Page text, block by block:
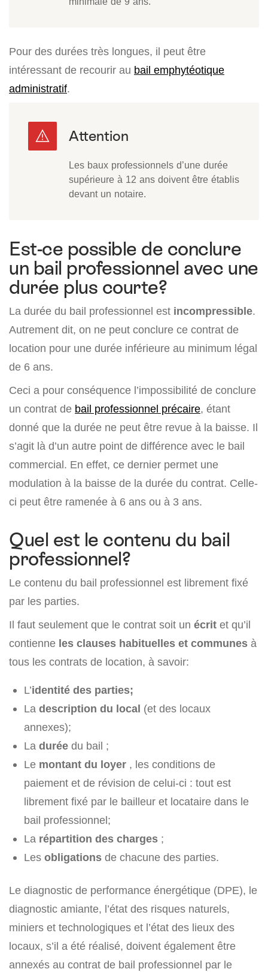
Pour des durées très longues, il peut être
intéressant de recourir au bail emphytéotique
administratif.
Les baux professionnels d’une durée
supérieure à 12 ans doivent être établis
devant un notaire.
Est-ce possible de conclure
un bail professionnel avec une
durée plus courte?
La durée du bail professionnel est incompressible.
Autrement dit, on ne peut conclure ce contrat de
location pour une durée inférieure au minimum légal
de 6 ans.
Ceci a pour conséquence l’impossibilité de conclure
un contrat de bail professionnel précaire, étant
donné que la durée ne peut être revue à la baisse. Il
s’agit là d’un autre point de différence avec le bail
commercial. En effet, ce dernier permet une
modulation à la baisse de la durée du contrat. Celle-
ci peut être ramenée à 6 ans ou à 3 ans.
Quel est le contenu du bail
professionnel?
Le contenu du bail professionnel est librement fixé
par les parties.
Il faut seulement que le contrat soit un écrit et qu’il
contienne les clauses habituelles et communes à
tous les contrats de location, à savoir:
L’identité des parties;
La description du local (et des locaux
annexes);
La durée du bail ;
Le montant du loyer , les conditions de
paiement et de révision de celui-ci : tout est
librement fixé par le bailleur et locataire dans le
bail professionnel;
La répartition des charges ;
Les obligations de chacune des parties.
Le diagnostic de performance énergétique (DPE), le
diagnostic amiante, l’état des risques naturels,
miniers et technologiques et l’état des lieux des
locaux, s’il a été réalisé, doivent également être
annexés au contrat de bail professionnel par le